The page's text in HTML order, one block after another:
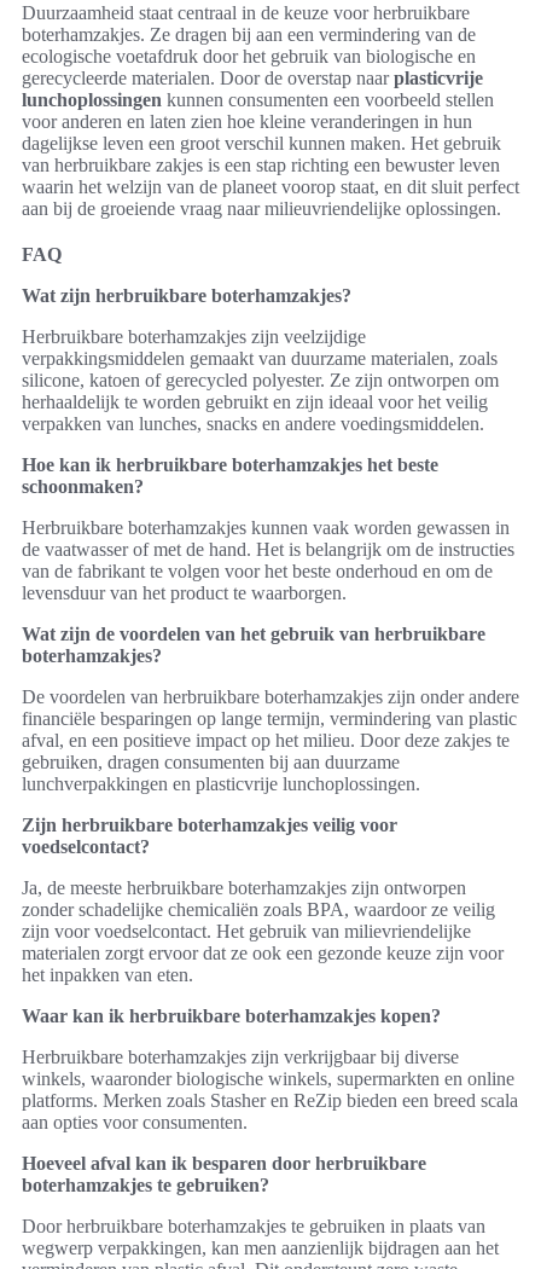
Duurzaamheid staat centraal in de keuze voor herbruikbare
boterhamzakjes. Ze dragen bij aan een vermindering van de
ecologische voetafdruk door het gebruik van biologische en
gerecycleerde materialen. Door de overstap naarplasticvrije
lunchoplossingen kunnen consumenten een voorbeeld stellen
voor anderen en laten zien hoe kleine veranderingen in hun
dagelijkse leven een groot verschil kunnen maken. Het gebruik
van herbruikbare zakjes is een stap richting een bewuster leven
waarin het welzijn van de planeet voorop staat, en dit sluit perfect
aan bij de groeiende vraag naar milieuvriendelijke oplossingen.
FAQ
Wat zijn herbruikbare boterhamzakjes?
Herbruikbare boterhamzakjes zijn veelzijdige
verpakkingsmiddelen gemaakt van duurzame materialen, zoals
silicone, katoen of gerecycled polyester. Ze zijn ontworpen om
herhaaldelijk te worden gebruikt en zijn ideaal voor het veilig
verpakken van lunches, snacks en andere voedingsmiddelen.
Hoe kan ik herbruikbare boterhamzakjes het beste
schoonmaken?
Herbruikbare boterhamzakjes kunnen vaak worden gewassen in
de vaatwasser of met de hand. Het is belangrijk om de instructies
van de fabrikant te volgen voor het beste onderhoud en om de
levensduur van het product te waarborgen.
Wat zijn de voordelen van het gebruik van herbruikbare
boterhamzakjes?
De voordelen van herbruikbare boterhamzakjes zijn onder andere
financiële besparingen op lange termijn, vermindering van plastic
afval, en een positieve impact op het milieu. Door deze zakjes te
gebruiken, dragen consumenten bij aan duurzame
lunchverpakkingen en plasticvrije lunchoplossingen.
Zijn herbruikbare boterhamzakjes veilig voor
voedselcontact?
Ja, de meeste herbruikbare boterhamzakjes zijn ontworpen
zonder schadelijke chemicaliën zoals BPA, waardoor ze veilig
zijn voor voedselcontact. Het gebruik van milievriendelijke
materialen zorgt ervoor dat ze ook een gezonde keuze zijn voor
het inpakken van eten.
Waar kan ik herbruikbare boterhamzakjes kopen?
Herbruikbare boterhamzakjes zijn verkrijgbaar bij diverse
winkels, waaronder biologische winkels, supermarkten en online
platforms. Merken zoals Stasher en ReZip bieden een breed scala
aan opties voor consumenten.
Hoeveel afval kan ik besparen door herbruikbare
boterhamzakjes te gebruiken?
Door herbruikbare boterhamzakjes te gebruiken in plaats van
wegwerp verpakkingen, kan men aanzienlijk bijdragen aan het